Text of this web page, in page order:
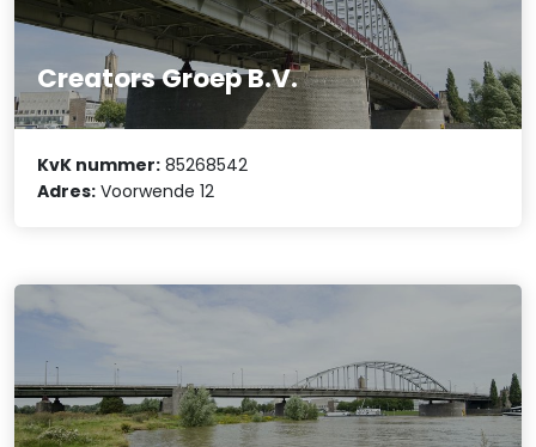
Creators Groep B.V.
KvK nummer: 85268542
Adres: Voorwende 12